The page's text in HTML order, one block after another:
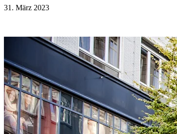
31. März 2023